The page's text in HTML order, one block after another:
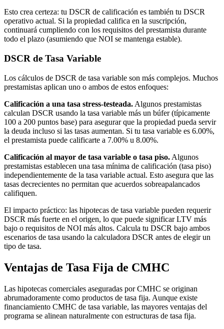
Esto crea certeza: tu DSCR de calificación es también tu DSCR
operativo actual. Si la propiedad califica en la suscripción,
continuará cumpliendo con los requisitos del prestamista durante
todo el plazo (asumiendo que NOI se mantenga estable).
DSCR de Tasa Variable
Los cálculos de DSCR de tasa variable son más complejos. Muchos
prestamistas aplican uno o ambos de estos enfoques:
Calificación a una tasa stress-testeada. Algunos prestamistas
calculan DSCR usando la tasa variable más un búfer (típicamente
100 a 200 puntos base) para asegurar que la propiedad pueda servir
la deuda incluso si las tasas aumentan. Si tu tasa variable es 6.00%,
el prestamista puede calificarte a 7.00% u 8.00%.
Calificación al mayor de tasa variable o tasa piso. Algunos
prestamistas establecen una tasa mínima de calificación (tasa piso)
independientemente de la tasa variable actual. Esto asegura que las
tasas decrecientes no permitan que acuerdos sobreapalancados
califiquen.
El impacto práctico: las hipotecas de tasa variable pueden requerir
DSCR más fuerte en el origen, lo que puede significar LTV más
bajo o requisitos de NOI más altos. Calcula tu DSCR bajo ambos
escenarios de tasa usando la calculadora DSCR antes de elegir un
tipo de tasa.
Ventajas de Tasa Fija de CMHC
Las hipotecas comerciales aseguradas por CMHC se originan
abrumadoramente como productos de tasa fija. Aunque existe
financiamiento CMHC de tasa variable, las mayores ventajas del
programa se alinean naturalmente con estructuras de tasa fija.